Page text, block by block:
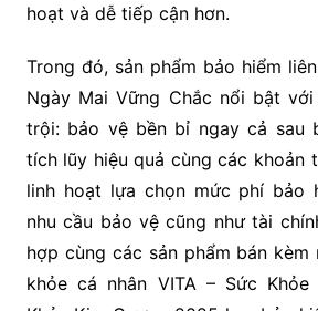
hoạt và dễ tiếp cận hơn.
Trong đó, sản phẩm bảo hiểm
Ngày Mai Vững Chắc nổi bật
trội: bảo vệ bền bỉ ngay cả sau
tích lũy hiệu quả cùng các khoản
linh hoạt lựa chọn mức phí bảo
nhu cầu bảo vệ cũng như tài
hợp cùng các sản phẩm bán kèm
khỏe cá nhân VITA – Sức Khỏe